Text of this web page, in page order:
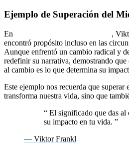
Ejemplo de Superación del
En
,
encontró propósito incluso en las
Aunque enfrentó un cambio radical y
redefinir su narrativa, demostrando
al cambio es lo que determina su
Este ejemplo nos recuerda que
transforma nuestra vida, sino que
“ El significado que das al
su impacto en tu vida. ”
— Viktor Frankl